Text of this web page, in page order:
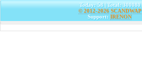
Today: 58 | Total: 300080
© 2012-2026 SCANDWAP
Support: IRENON